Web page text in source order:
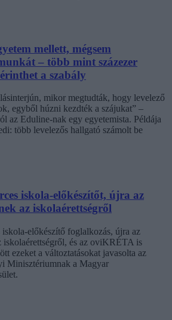
mellett, mégsem
– több mint százezer
a szabály
mikor megtudták, hogy levelező
egyből húzni kezdték a szájukat” –
az Eduline-nak egy egyetemista. Példája
több levelezős hallgató számolt be
iskola-előkészítőt, újra az
az iskolaérettségről
iskola-előkészítő foglalkozás, újra az
iskolaérettségről, és az oviKRÉTA is
ezeket a változtatásokat javasolta az
Minisztériumnak a Magyar